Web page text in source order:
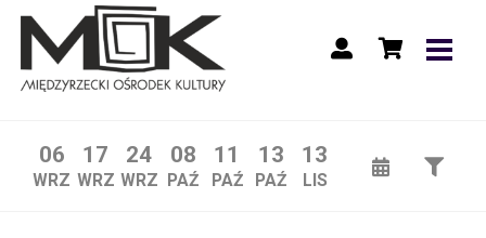
06
WRZ
17
WRZ
24
WRZ
08
PAŹ
11
PAŹ
13
PAŹ
13
LIS